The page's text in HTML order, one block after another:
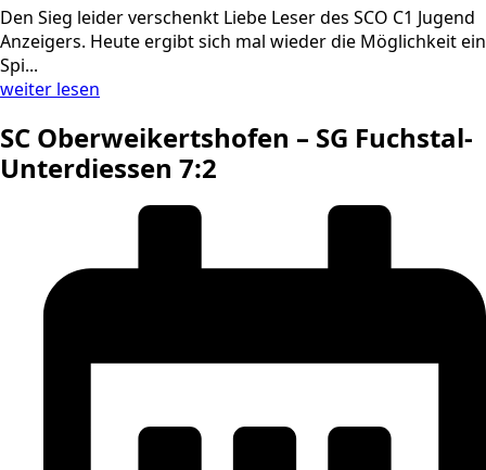
Den Sieg leider verschenkt Liebe Leser des SCO C1 Jugend
Anzeigers. Heute ergibt sich mal wieder die Möglichkeit ein
Spi...
weiter lesen
SC Oberweikertshofen – SG Fuchstal-
Unterdiessen 7:2